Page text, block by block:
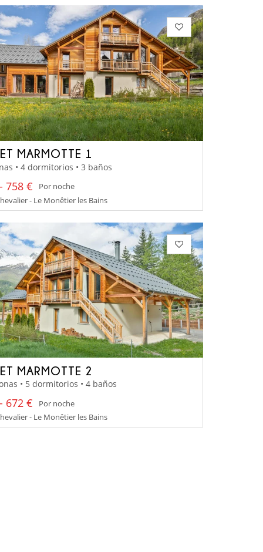
MARMOTTE 1
• 4 dormitorios • 3 baños
758 €
Por noche
- Le Monêtier les Bains
MARMOTTE 2
• 5 dormitorios • 4 baños
672 €
Por noche
- Le Monêtier les Bains